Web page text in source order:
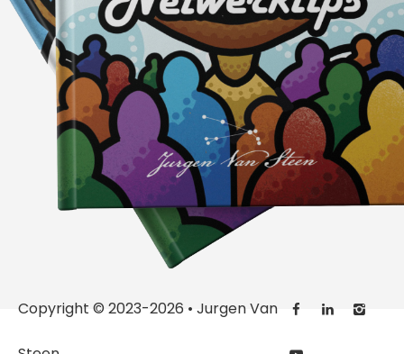
Copyright © 2023-2026 • Jurgen Van